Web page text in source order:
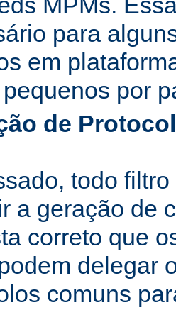
para
em
por
de
todo
a geração de
correto que
delegar
comuns